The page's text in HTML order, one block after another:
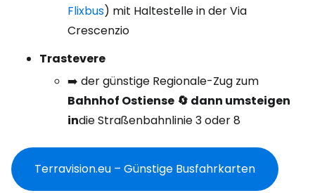
Flixbus) mit Haltestelle in der Via
Crescenzio
Trastevere
➡️ der günstige Regionale-Zug zum
Bahnhof Ostiense 🔄 dann umsteigen
indie Straßenbahnlinie 3 oder 8
Terravision.eu – Günstige Busfahrkarten